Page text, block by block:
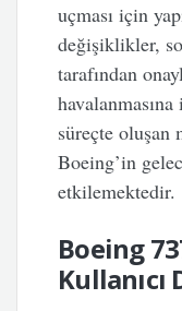
uçması için
değişiklikler,
tarafından
süreçte oluşan
Boeing’in
etkilemektedir.
Boeing